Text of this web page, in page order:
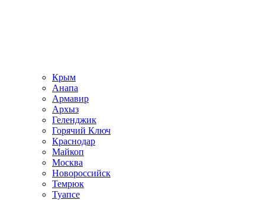
Крым
Анапа
Армавир
Архыз
Геленджик
Горячий Ключ
Краснодар
Майкоп
Москва
Новороссийск
Темрюк
Туапсе